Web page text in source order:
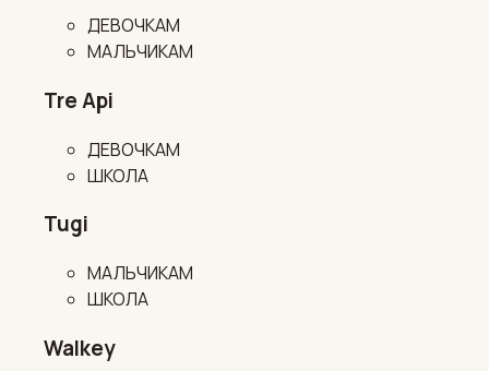
ДЕВОЧКАМ
МАЛЬЧИКАМ
Tre Api
ДЕВОЧКАМ
ШКОЛА
Tugi
МАЛЬЧИКАМ
ШКОЛА
Walkey